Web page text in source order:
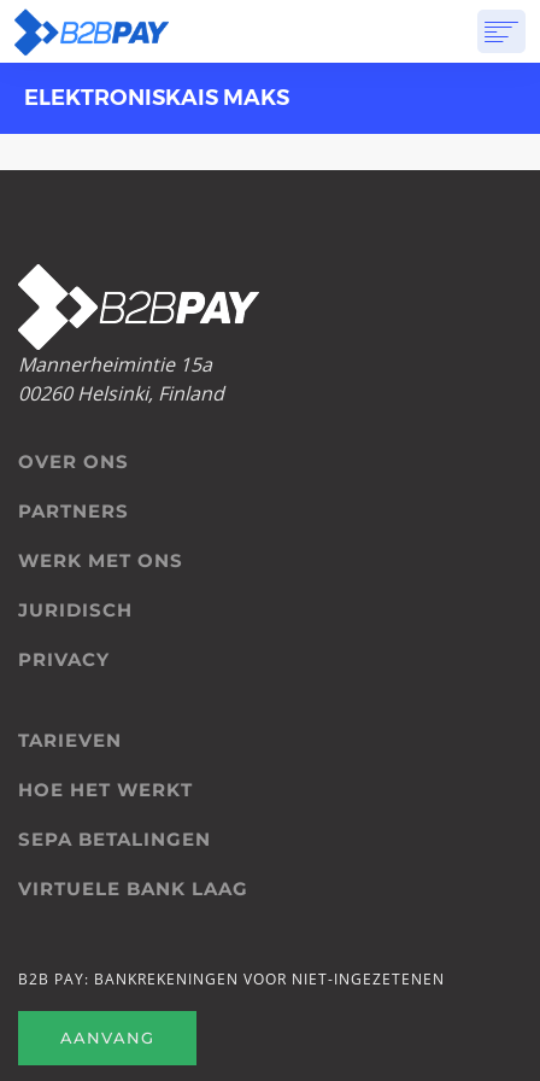
OVER ONSDIENSTENVIRTUELE BANKPRIJSSTELLING
ELEKTRONISKAIS MAKS
Mannerheimintie 15a
00260 Helsinki, Finland
OVER ONS
PARTNERS
WERK MET ONS
JURIDISCH
PRIVACY
TARIEVEN
HOE HET WERKT
SEPA BETALINGEN
VIRTUELE BANK LAAG
B2B PAY: BANKREKENINGEN VOOR NIET-INGEZETENEN
AANVANG